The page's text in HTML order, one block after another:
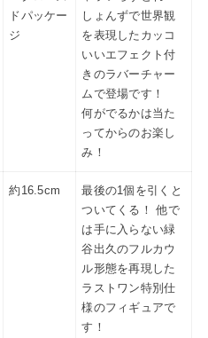
ドパッケー
ジ
しょんずで世界観
を表現したカッコ
いいエフェクト付
きのラバーチャー
ムで登場です！
何がでるかは当た
ってからのお楽し
み！
約16.5cm
最後の1個を引くと
ついてくる！ 他で
は手に入らない緑
谷出久のフルカウ
ル形態を再現した
ラストワン特別仕
様のフィギュアで
す！